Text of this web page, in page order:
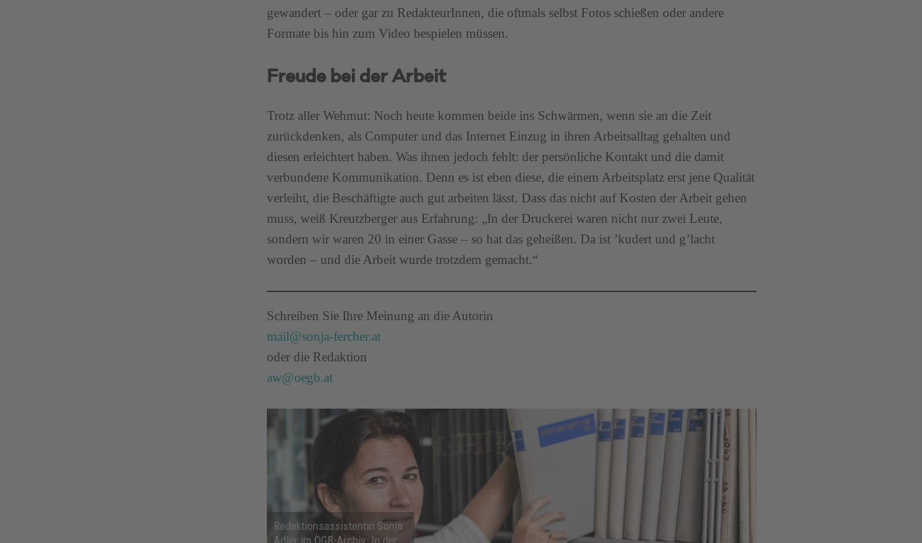
gewandert – oder gar zu RedakteurInnen, die oftmals selbst Fotos schießen oder andere
Formate bis hin zum Video bespielen müssen.
Freude bei der Arbeit
Trotz aller Wehmut: Noch heute kommen beide ins Schwärmen, wenn sie an die Zeit
zurückdenken, als Computer und das Internet Einzug in ihren Arbeitsalltag gehalten und
diesen erleichtert haben. Was ihnen jedoch fehlt: der persönliche Kontakt und die damit
verbundene Kommunikation. Denn es ist eben diese, die einem Arbeitsplatz erst jene Qualität
verleiht, die Beschäftigte auch gut arbeiten lässt. Dass das nicht auf Kosten der Arbeit gehen
muss, weiß Kreutzberger aus Erfahrung: „In der Druckerei waren nicht nur zwei Leute,
sondern wir waren 20 in einer Gasse – so hat das geheißen. Da ist ’kudert und g’lacht
worden – und die Arbeit wurde trotzdem gemacht.“
Schreiben Sie Ihre Meinung an die Autorin
mail@sonja-fercher.at
oder die Redaktion
aw@oegb.at
Redaktionsassistentin Sonja